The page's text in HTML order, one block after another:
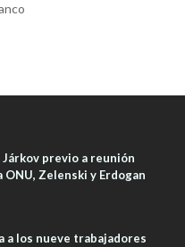
Járkov previo a reunión
Zelenski y Erdogan
a los nueve trabajadores